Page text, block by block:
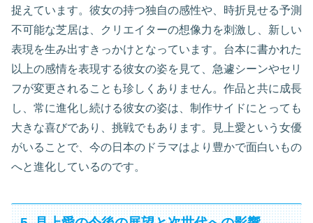
捉えています。彼女の持つ独自の感性や、時折見せる予測
不可能な芝居は、クリエイターの想像力を刺激し、新しい
表現を生み出すきっかけとなっています。台本に書かれた
以上の感情を表現する彼女の姿を見て、急遽シーンやセリ
フが変更されることも珍しくありません。作品と共に成長
し、常に進化し続ける彼女の姿は、制作サイドにとっても
大きな喜びであり、挑戦でもあります。見上愛という女優
がいることで、今の日本のドラマはより豊かで面白いもの
へと進化しているのです。